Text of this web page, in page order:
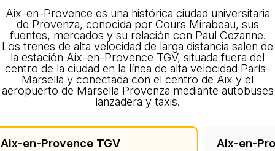
Aix-en-Provence es una histórica ciudad universitaria
de Provenza, conocida por Cours Mirabeau, sus
fuentes, mercados y su relación con Paul Cezanne.
Los trenes de alta velocidad de larga distancia salen de
la estación Aix-en-Provence TGV, situada fuera del
centro de la ciudad en la línea de alta velocidad París-
Marsella y conectada con el centro de Aix y el
aeropuerto de Marsella Provenza mediante autobuses
lanzadera y taxis.
Aix-en-Provence TGV
Aix-en-